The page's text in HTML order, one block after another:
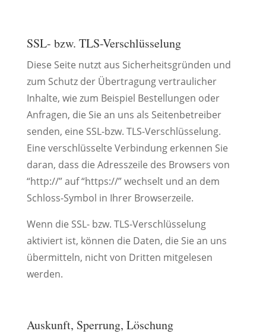
SSL- bzw. TLS-Verschlüsselung
Diese Seite nutzt aus Sicherheitsgründen und
zum Schutz der Übertragung vertraulicher
Inhalte, wie zum Beispiel Bestellungen oder
Anfragen, die Sie an uns als Seitenbetreiber
senden, eine SSL-bzw. TLS-Verschlüsselung.
Eine verschlüsselte Verbindung erkennen Sie
daran, dass die Adresszeile des Browsers von
“http://” auf “https://” wechselt und an dem
Schloss-Symbol in Ihrer Browserzeile.
Wenn die SSL- bzw. TLS-Verschlüsselung
aktiviert ist, können die Daten, die Sie an uns
übermitteln, nicht von Dritten mitgelesen
werden.
Auskunft, Sperrung, Löschung